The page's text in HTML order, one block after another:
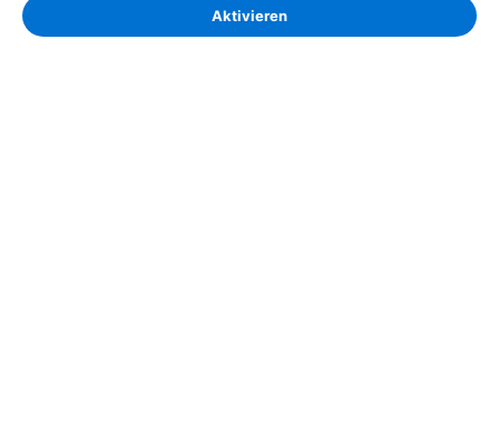
Aktivieren
20. Aug. 2013 um 15:40